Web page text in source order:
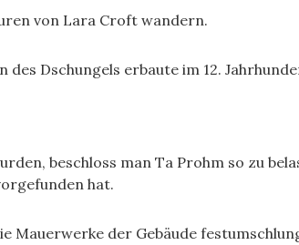
von Lara Croft wandern.
Dschungels erbaute im 12.
beschloss man Ta Prohm so zu
hat.
Mauerwerke der Gebäude